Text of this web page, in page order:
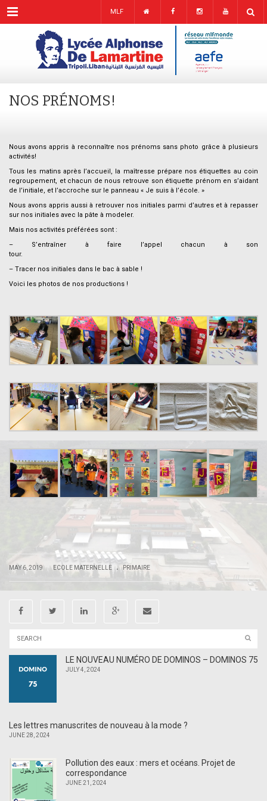
Menu MLF
NOS PRÉNOMS!
Nous avons appris à reconnaître nos prénoms sans photo grâce à plusieurs
activités!
Tous les matins après l’accueil, la maîtresse prépare nos étiquettes au coin
regroupement, et chacun de nous retrouve son étiquette prénom en s’aidant
de l’initiale, et l’accroche sur le panneau « Je suis à l’école. »
Nous avons appris aussi à retrouver nos initiales parmi d’autres et à repasser
sur nos initiales avec la pâte à modeler.
Mais nos activités préférées sont :
– S’entraîner à faire l’appel chacun à son
tour.
– Tracer nos initiales dans le bac à sable !
Voici les photos de nos productions !
MAY 6, 2019 ECOLE MATERNELLE . PRIMAIRE
LE NOUVEAU NUMÉRO DE DOMINOS – DOMINOS 75
JULY 4, 2024
Les lettres manuscrites de nouveau à la mode ?
JUNE 28, 2024
Pollution des eaux : mers et océans. Projet de
correspondance
JUNE 21, 2024